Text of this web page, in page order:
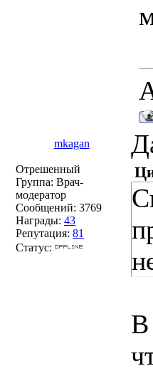
mkagan
Отрешенный
Группа: Врач-
модератор
Сообщений: 3769
Награды: 43
Репутация: 81
Статус:
В